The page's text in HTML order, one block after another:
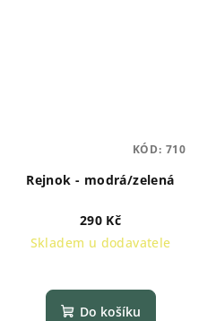
Rejnok - modrá/zelená
290 Kč
Skladem u dodavatele
Do košíku
KÓD: 710